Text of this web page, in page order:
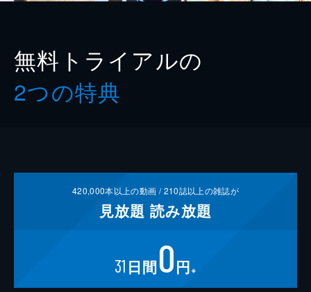
無料トライアルの
2つの特典
420,000本以上の動画 /210誌以上の雑誌が
見放題 読み放題
31 日間0円 ※